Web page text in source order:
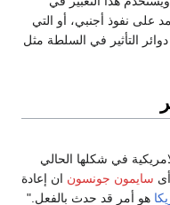
على نفوذ أجنبي، أو التي
التأثير في السلطة مثل
في شكلها الحالي
سايمون جونسون ان إعادة
هو أمر قد حدث بالفعل."